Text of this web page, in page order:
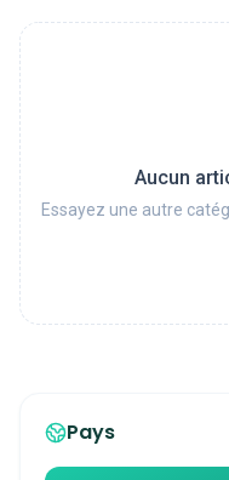
Aucun
Essayez une autre
Pays